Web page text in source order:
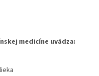
medicíne uvádza: